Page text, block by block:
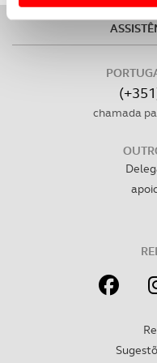
personalizar conteúdos
analisar dados de
Adicionalmente
parceiros e
O ACP garantirá que
necessário no contexto
Realçamos que o
experiência de
chamada